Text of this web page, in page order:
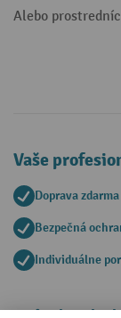
Alebo
Vaše
Doprava
Bezpečná
Individuálne